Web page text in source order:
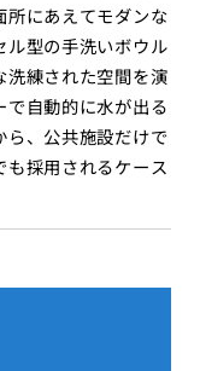
所にあえてモダンな
ル型の手洗いボウル
洗練された空間を演
自動的に水が出る
ら、公共施設だけで
採用されるケース